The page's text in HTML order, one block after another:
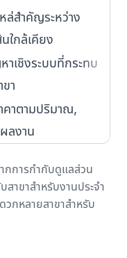
หล่สำคัญระหว่าง
ใกล้เคียง
าเชิงระบบที่กระทบ
า
าคาตามปริมาณ,
ลงาน
กการกำกับดูแลส่วน
าขาสำหรับงานประจำ
วกหลายสาขาสำหรับ